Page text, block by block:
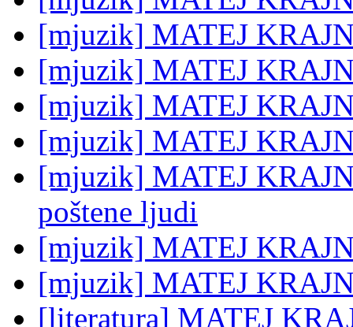
[mjuzik] MATEJ
[mjuzik] MATEJ
[mjuzik] MATEJ
[mjuzik] MATEJ
[mjuzik] MATEJ
poštene ljudi
[mjuzik] MATEJ
[mjuzik] MATEJ
[literatura] MATEJ